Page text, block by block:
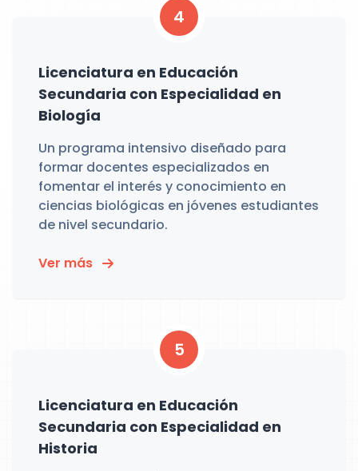
4
Licenciatura en Educación
Secundaria con Especialidad en
Biología
Un programa intensivo diseñado para
formar docentes especializados en
fomentar el interés y conocimiento en
ciencias biológicas en jóvenes estudiantes
de nivel secundario.
Ver más
5
Licenciatura en Educación
Secundaria con Especialidad en
Historia